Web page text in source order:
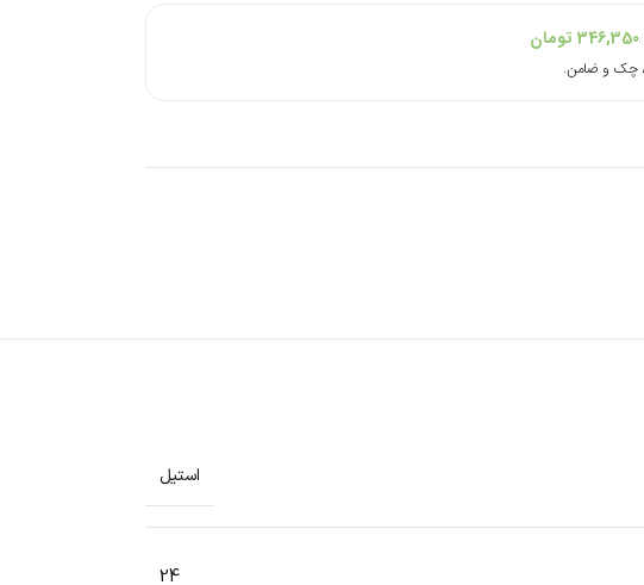
346,350 تومان
استیل
24